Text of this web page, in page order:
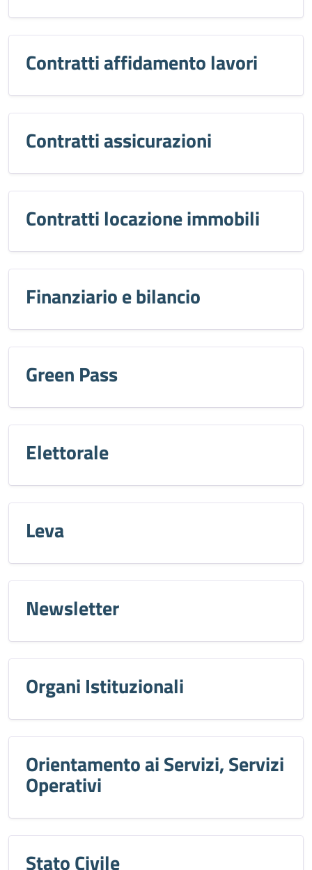
Contratti affidamento lavori
Contratti assicurazioni
Contratti locazione immobili
Finanziario e bilancio
Green Pass
Elettorale
Leva
Newsletter
Organi Istituzionali
Orientamento ai Servizi, Servizi
Operativi
Stato Civile